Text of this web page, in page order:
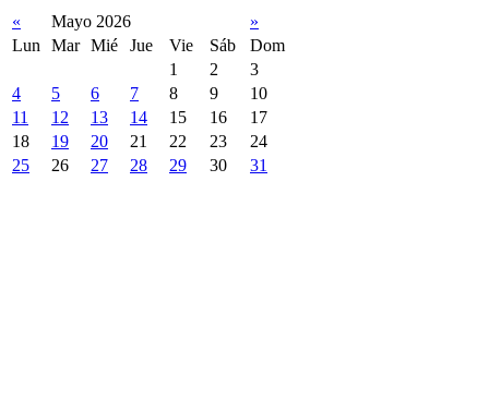
« Mayo 2026
»
Lun
Mar Mié Jue Vie Sáb
Dom
1
2
3
4
5 6 7 8 9
10
11
12 13 14 15 16
17
18
19 20 21 22 23
24
25
26 27 28 29 30 31